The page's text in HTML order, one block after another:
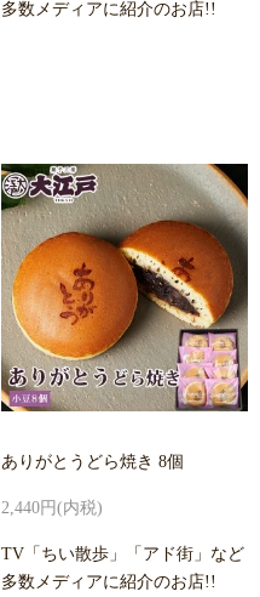
多数メディアに紹介のお店!!
ありがとうどら焼き 8個
2,440円(内税)
TV「ちい散歩」「アド街」など
多数メディアに紹介のお店!!